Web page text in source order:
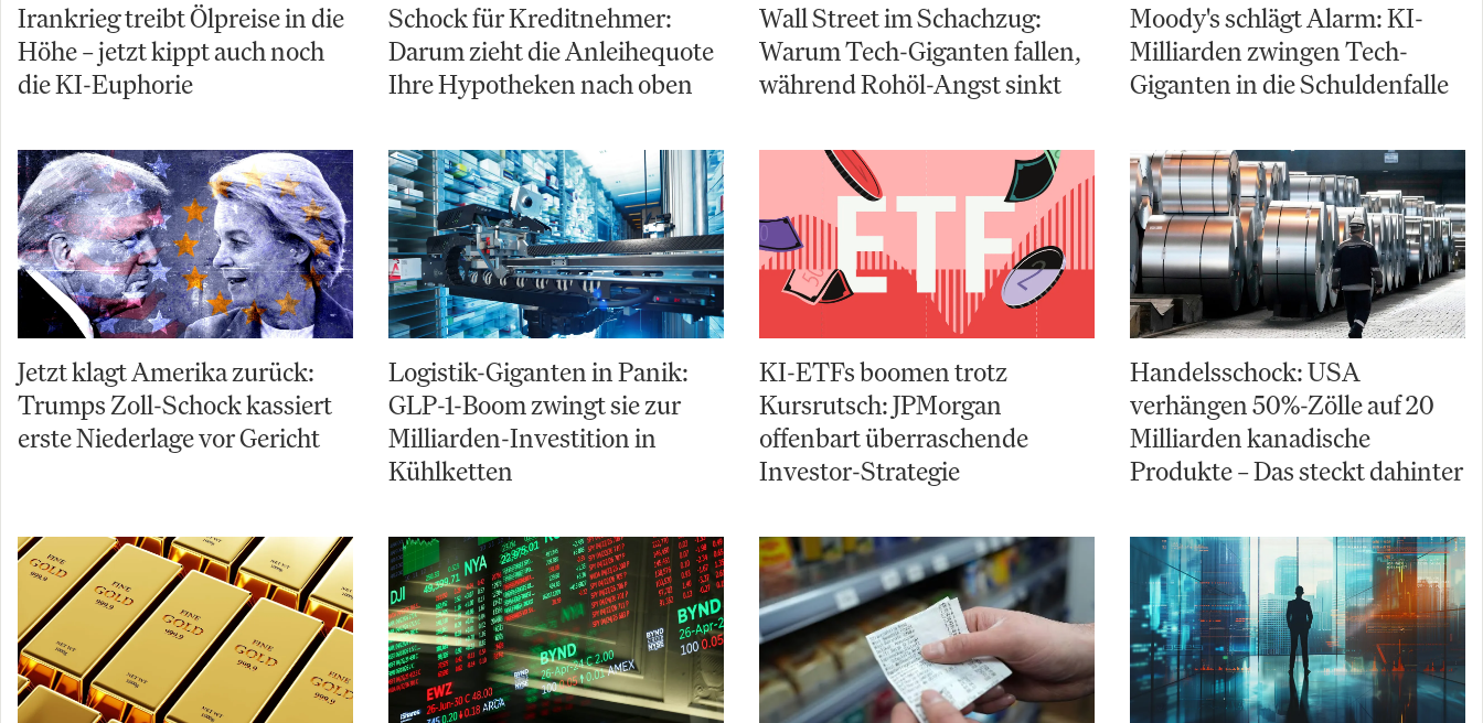
Irankrieg treibt Ölpreise in die
Höhe – jetzt kippt auch noch
die KI-Euphorie
Schock für Kreditnehmer:
Darum zieht die Anleihequote
Ihre Hypotheken nach oben
Wall Street im Schachzug:
Warum Tech-Giganten fallen,
während Rohöl-Angst sinkt
Moody's schlägt Alarm: KI-
Milliarden zwingen Tech-
Giganten in die Schuldenfalle
Jetzt klagt Amerika zurück:
Trumps Zoll-Schock kassiert
erste Niederlage vor Gericht
Logistik-Giganten in Panik:
GLP-1-Boom zwingt sie zur
Milliarden-Investition in
Kühlketten
KI-ETFs boomen trotz
Kursrutsch: JPMorgan
offenbart überraschende
Investor-Strategie
Handelsschock: USA
verhängen 50%-Zölle auf 20
Milliarden kanadische
Produkte – Das steckt dahinter